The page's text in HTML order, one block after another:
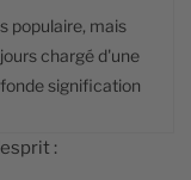
populaire, mais
chargé d'une
signification
: